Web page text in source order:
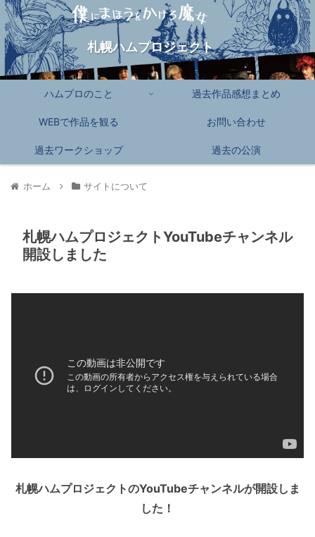
札幌ハムプロジェクト
ハムプロのこと 過去作品感想まとめ
WEBで作品を観る お問い合わせ
過去ワークショップ 過去の公演
ホーム サイトについて
札幌ハムプロジェクトYouTubeチャンネル
開設しました
札幌ハムプロジェクトのYouTubeチャンネルが開設しま
した！